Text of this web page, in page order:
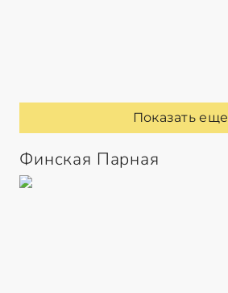
Показать еще
Финская Парная